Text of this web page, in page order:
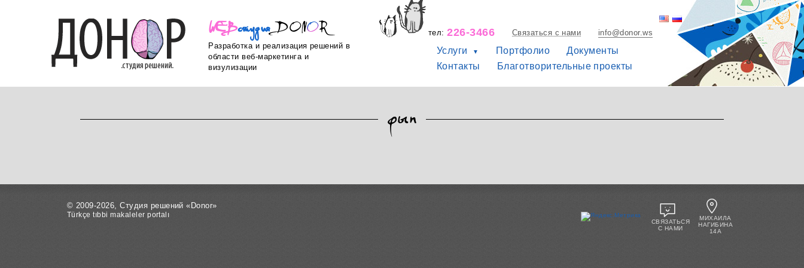
WEBстудияDON R
Разработка и реализация решений в
области веб-маркетинга и
визулизации
тел:226-3466 Связаться с нами info@donor.ws
Услуги Портфолио
Документы
Контакты
Благотворительные проекты
фып
© 2009-2026, Студия решений «Donor»
Türkçe tıbbi makaleler portalı
СВЯЗАТЬСЯ
С НАМИ
МИХАИЛА
НАГИБИНА
14А